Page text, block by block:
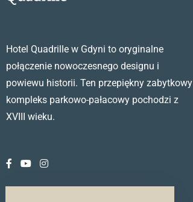
Hotel Quadrille w Gdyni to oryginalne
połączenie nowoczesnego designu i
powiewu historii. Ten przepiękny zabytkowy
kompleks parkowo-pałacowy pochodzi z
XVIII wieku.